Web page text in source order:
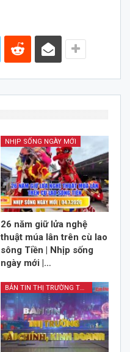
NHỊP SỐNG NGÀY MỚI
26 năm giữ lửa nghệ
thuật múa lân trên cù lao
sông Tiền | Nhịp sống
ngày mới |…
BẢN TIN THỊ TRƯỜNG TÀI CHÍNH KINH DOANH